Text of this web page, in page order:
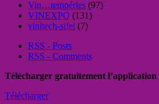
Vin…tempéries (97)
VINEXPO (131)
vinitech-sifel (7)
RSS - Posts
RSS - Comments
Télécharger gratuitement
Télécharger